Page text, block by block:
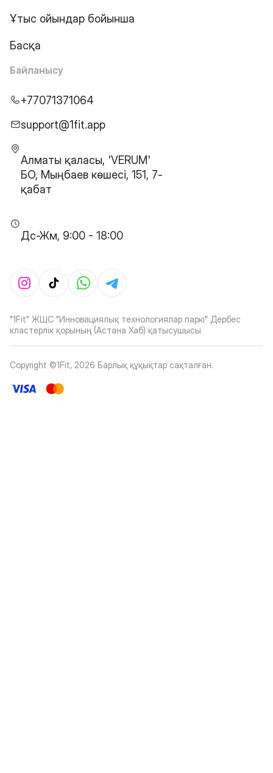
Ұтыс ойындар бойынша
Басқа
Байланысу
+77071371064
support@1fit.app
Алматы қаласы, 'VERUM'
БО, Мыңбаев көшесі, 151, 7-
қабат
Дс-Жм, 9:00 - 18:00
"1Fit" ЖШС "Инновациялық технологиялар паркі" Дербес
кластерлік қорының (Астана Хаб) қатысушысы
Copyright ©1Fit, 2026 Барлық құқықтар сақталған.